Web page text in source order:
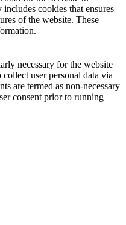
cookies that ensures
of the website. These
necessary for the website
user personal data via
are termed as non-necessary
consent prior to running